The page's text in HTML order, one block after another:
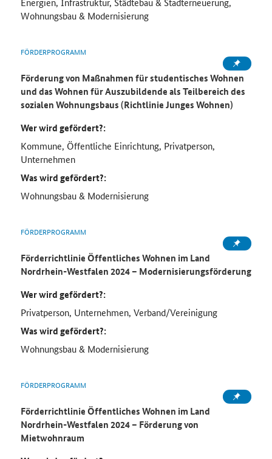
Wohnungsbau & Modernisierung
FÖRDERPROGRAMM
Förderung von Maßnahmen für studentisches Wohnen
und das Wohnen für Auszubildende als Teilbereich des
sozialen Wohnungsbaus (Richtlinie Junges Wohnen)
Wer wird gefördert?:
Kommune, Öffentliche Einrichtung, Privatperson,
Unternehmen
Was wird gefördert?:
Wohnungsbau & Modernisierung
FÖRDERPROGRAMM
Förderrichtlinie Öffentliches Wohnen im Land
Nordrhein-Westfalen 2024 – Modernisierungsförderung
Wer wird gefördert?:
Privatperson, Unternehmen, Verband/Vereinigung
Was wird gefördert?:
Wohnungsbau & Modernisierung
FÖRDERPROGRAMM
Förderrichtlinie Öffentliches Wohnen im Land
Nordrhein-Westfalen 2024 – Förderung von
Mietwohnraum